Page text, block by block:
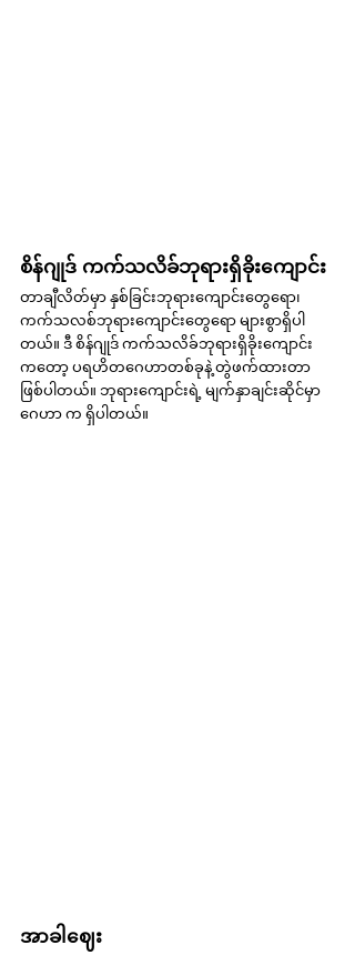
စိန်ဂျုဒ် ကက်သလိခ်ဘုရားရှိခိုးကျောင်း
တာချီလိတ်မှာ နှစ်ခြင်းဘုရားကျောင်းတွေရော၊
ကက်သလစ်ဘုရားကျောင်းတွေရော များစွာရှိပါ
တယ်။ ဒီ စိန်ဂျုဒ် ကက်သလိခ်ဘုရားရှိခိုးကျောင်း
ကတော့ ပရဟိတဂေဟာတစ်ခုနဲ့ တွဲဖက်ထားတာ
ဖြစ်ပါတယ်။ ဘုရားကျောင်းရဲ့ မျက်နှာချင်းဆိုင်မှာ
ဂေဟာ က ရှိပါတယ်။
အာခါဈေး